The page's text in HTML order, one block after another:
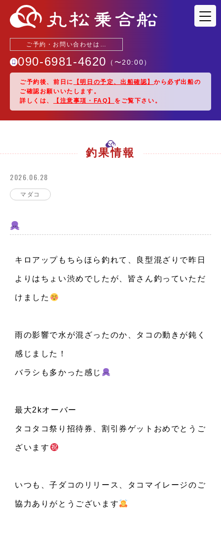
ご予約・お問い合わせは…
090-6981-4620 （〜20:00）
ご予約後、前日に 【明日の予定、出船確認】から必ず出船の
ご確認お願いいたします。
詳しくは、
【注意事項・FAQ】 をご覧下さい。
釣果情報
出船予定
駐車場・アクセス
お知らせ
イベント
釣果情報
2026.06.28
マダコ
キロアップもちらほら釣れて、良型混ざりで昨日
よりはちょい渋めでしたが、皆さん釣っていただ
けました
雨の影響で水が混ざったのか、タコの動きが鈍く
感じました！
バラシも多かった感じ
最大2kオーバー
タコタコ祭り招待券、割引券ゲットおめでとうご
ざいます
いつも、子ダコのリリース、タコマイレージのご
協力ありがとうございます